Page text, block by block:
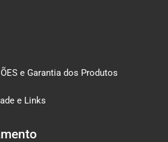
e Garantia dos Produtos
e Links